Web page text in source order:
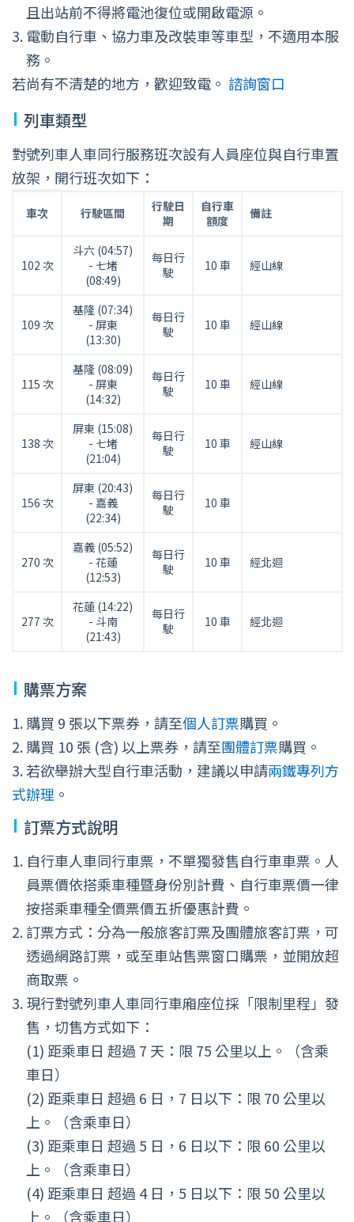
且出站前不得將電池復位或開啟電源。
電動自行車、協力車及改裝車等車型，不適用本服
務。
若尚有不清楚的地方，歡迎致電。 諮詢窗口
列車類型
對號列車人車同行服務班次設有人員座位與自行車置
放架，開行班次如下：
表
車次 行駛區間
行駛日
期
自行車
額度
備註
102 次
斗六 (04:57)
- 七堵
(08:49)
每日行
駛
10 車 經山線
109 次
基隆 (07:34)
- 屏東
(13:30)
每日行
駛
10 車 經山線
115 次
基隆 (08:09)
- 屏東
(14:32)
每日行
駛
10 車 經山線
138 次
屏東 (15:08)
- 七堵
(21:04)
每日行
駛
10 車 經山線
156 次
屏東 (20:43)
- 嘉義
(22:34)
每日行
駛
10 車
270 次
嘉義 (05:52)
- 花蓮
(12:53)
每日行
駛
10 車 經北迴
277 次
花蓮 (14:22)
- 斗南
(21:43)
每日行
駛
10 車 經北迴
購票方案
購買 9 張以下票券，請至個人訂票購買。
購買 10 張 (含) 以上票券，請至團體訂票購買。
若欲舉辦大型自行車活動，建議以申請兩鐵專列方
式辦理 。
訂票方式說明
自行車人車同行車票，不單獨發售自行車車票。人
員票價依搭乘車種暨身份別計費、自行車票價一律
按搭乘車種全價票價五折優惠計費。
訂票方式：分為一般旅客訂票及團體旅客訂票，可
透過網路訂票，或至車站售票窗口購票，並開放超
商取票。
現行對號列車人車同行車廂座位採「限制里程」發
售，切售方式如下：
(1) 距乘車日 超過 7 天：限 75 公里以上。（含乘
車日）
(2) 距乘車日 超過 6 日，7 日以下：限 70 公里以
上。（含乘車日）
(3) 距乘車日 超過 5 日，6 日以下：限 60 公里以
上。（含乘車日）
(4) 距乘車日 超過 4 日，5 日以下：限 50 公里以
上。（含乘車日）